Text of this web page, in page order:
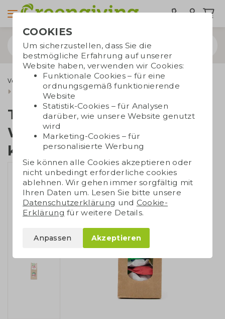
Verschenkmomente
Weihnachtsgeschenke
Geschenkpakete
Tiny Tony's
Weihnachtsgeschenk
klein
COOKIES
Um sicherzustellen, dass Sie die
bestmögliche Erfahrung auf unserer
Website haben, verwenden wir Cookies:
Funktionale Cookies – für eine
ordnungsgemäß funktionierende
Website
Statistik-Cookies – für Analysen
darüber, wie unsere Website genutzt
wird
Marketing-Cookies – für
personalisierte Werbung
Sie können alle Cookies akzeptieren oder
nicht unbedingt erforderliche cookies
ablehnen. Wir gehen immer sorgfältig mit
Ihren Daten um. Lesen Sie bitte unsere
Datenschutzerklärung und Cookie-
Erklärung für weitere Details.
Anpassen Akzeptieren